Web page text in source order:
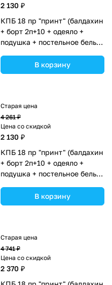
2 130 ₽
КПБ 18 пр "принт" (балдахин
+ борт 2п+10 + одеяло +
подушка + постельное белье
(№П207_2а10_03) цвета в
ассортименте.
В корзину
Старая цена
4 261 ₽
Цена со скидкой
2 130 ₽
КПБ 18 пр "принт" (балдахин
+ борт 2п+10 + одеяло +
подушка + постельное белье
(№П207_2а10_05) цвета в
ассортименте.
В корзину
Старая цена
4 741 ₽
Цена со скидкой
2 370 ₽